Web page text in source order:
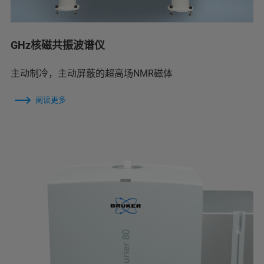
GHz核磁共振波谱仪
主动制冷，主动屏蔽的超高场NMR磁体
阅读更多